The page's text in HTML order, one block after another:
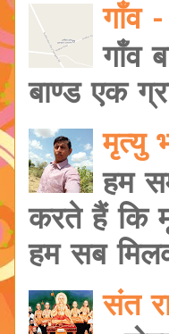
गाँव
गाँव
बाण्ड एक
मृत्यु
हम
करते हैं कि
हम सब
संत